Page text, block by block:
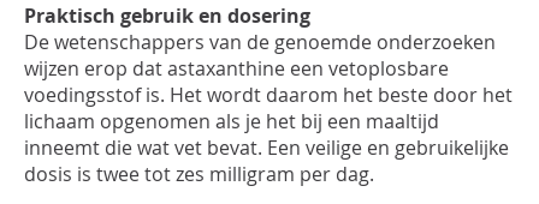
Praktisch gebruik en dosering
De wetenschappers van de genoemde onderzoeken
wijzen erop datastaxanthine een vetoplosbare
voedingsstofis. Het wordt daarom het beste door het
lichaam opgenomen als je het bij een maaltijd
inneemt die wat vet bevat. Een veilige en gebruikelijke
dosis is tweetotzes milligram per dag.